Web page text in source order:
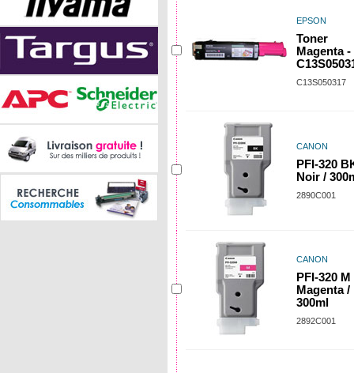
EPSON
Toner
Magenta -
C13S050317
CANON
PFI-320
Noir /
2890C001
CANON
PFI-320 M
Magenta /
300ml
2892C001